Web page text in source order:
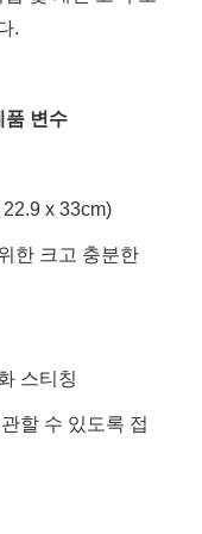
.
품 변수
22.9 x 33cm)
한 크고 충분한
스티칭
할 수 있도록 접